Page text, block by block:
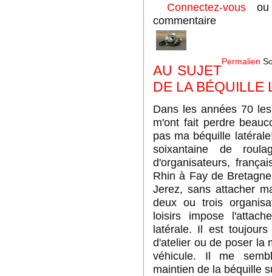
Connectez-vous
commentaire
Permalien
AU SUJET
DE LA BÉQUILLE
Dans les années 70
m'ont fait perdre
pas ma béquille
soixantaine de
d'organisateurs,
Rhin à Fay de
Jerez, sans attacher
deux ou trois
loisirs impose
latérale. Il est
d'atelier ou de poser la
véhicule. Il me
maintien de la béquille